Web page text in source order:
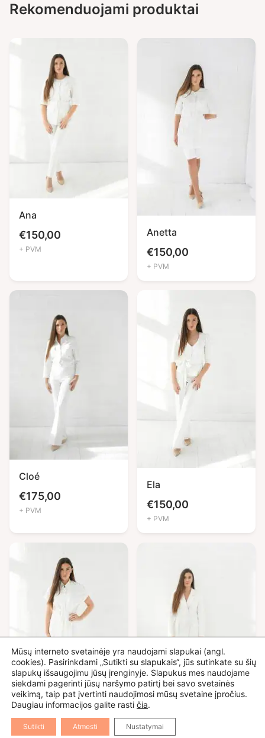
Rekomenduojami produktai
Ana
€150,00
+ PVM
Anetta
€150,00
+ PVM
Cloé
€175,00
+ PVM
Ela
€150,00
+ PVM
Nora
Mūsų interneto svetainėje yra naudojami slapukai (angl.
cookies). Pasirinkdami „Sutikti su slapukais“, jūs sutinkate su šių
slapukų išsaugojimu jūsų įrenginyje. Slapukus mes naudojame
siekdami pagerinti jūsų naršymo patirtį bei savo svetainės
veikimą, taip pat įvertinti naudojimosi mūsų svetaine įpročius.
Daugiau informacijos galite rasti čia.
Sutikti Atmesti Nustatymai